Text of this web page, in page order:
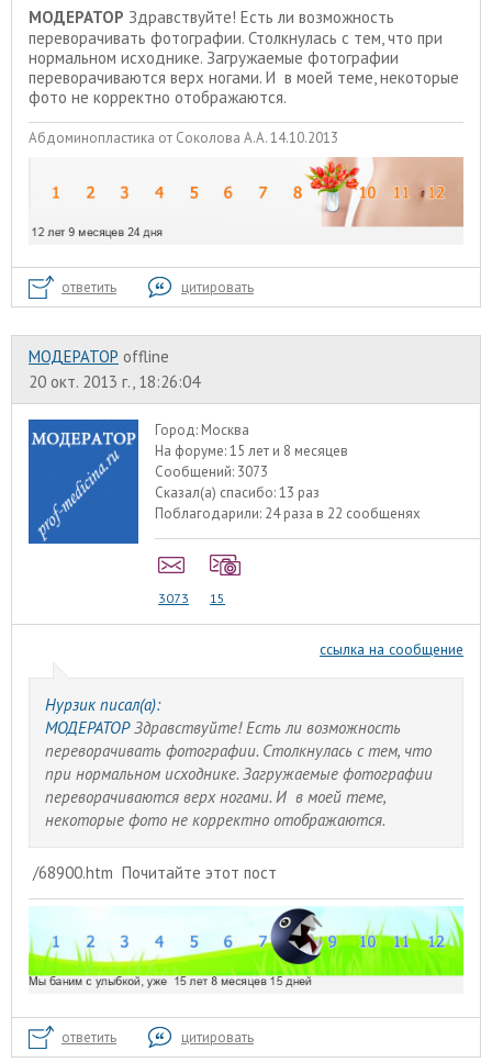
МОДЕРАТОР Здравствуйте! Есть ли возможность
переворачивать фотографии. Столкнулась с тем, что при
нормальном исходнике. Загружаемые фотографии
переворачиваются верх ногами. И в моей теме, некоторые
фото не корректно отображаются.
Абдоминопластика от Соколова А.А. 14.10.2013
ответить цитировать
МОДЕРАТОР offline
20 окт. 2013 г., 18:26:04
Город: Москва
На форуме:15 лет и 8 месяцев
Сообщений: 3073
Сказал(а) спасибо:13 раз
Поблагодарили: 24 раза в 22 сообщенях
3073 15
ссылка на сообщение
Нурзик писал(а):
МОДЕРАТОРЗдравствуйте! Есть ли возможность
переворачивать фотографии. Столкнулась с тем, что
при нормальном исходнике. Загружаемые фотографии
переворачиваются верх ногами. И в моей теме,
некоторые фото не корректно отображаются.
/68900.htm Почитайте этот пост
ответить цитировать